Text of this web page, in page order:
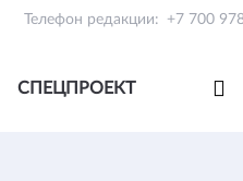
Телефон редакции: +7 700
СПЕЦПРОЕКТ